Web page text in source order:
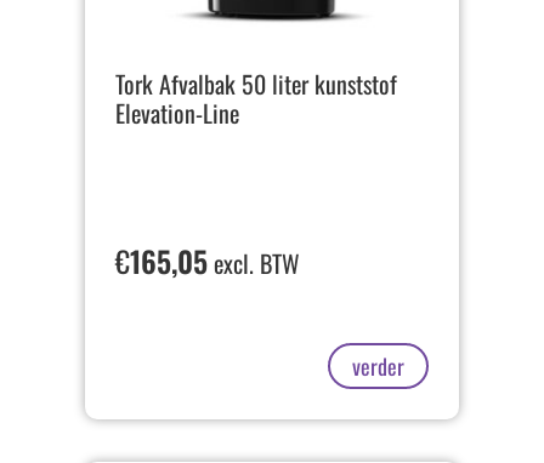
Tork Afvalbak 50 liter kunststof
Elevation-Line
€165,05excl. BTW
verder